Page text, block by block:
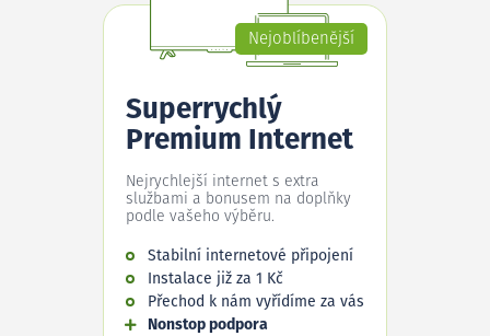
Nejoblíbenější
Superrychlý
Premium Internet
Nejrychlejší internet s extra
službami a bonusem na doplňky
podle vašeho výběru.
Stabilní internetové připojení
Instalace již za 1 Kč
Přechod k nám vyřídíme za vás
Nonstop podpora